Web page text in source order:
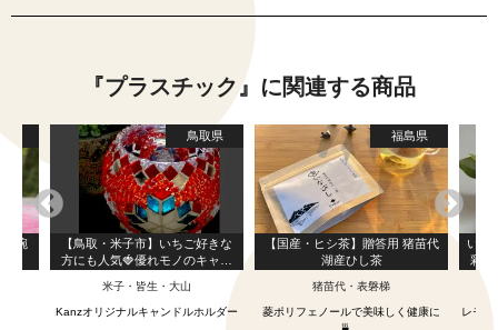
『プラスチック』に関連する商品
茶碗
鳥取県
【鳥取・米子市】いちご好きな
方にも人気🍓優れモノのキャン
メイドパーツ使用）
米子・皆生・大山
Kanzオリジナルキャンドルホルダー
福島県
【国産・ヒシ茶】贈答用 猪苗代
湖産ひし茶
猪苗代・表磐梯
菱ポリフェノールで美味しく健康に
いつ
彩オ
レモ